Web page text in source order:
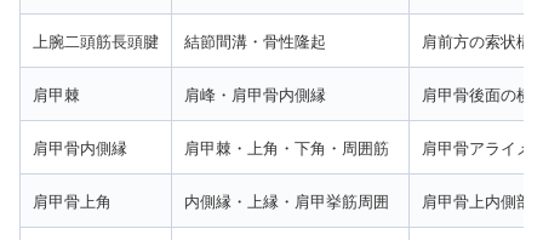
上腕二頭筋長頭腱 結節間溝・骨性隆起 肩前方の索状構
肩甲棘 肩峰・肩甲骨内側縁 肩甲骨後面の横
肩甲骨内側縁 肩甲棘・上角・下角・周囲筋 肩甲骨アライメ
肩甲骨上角 内側縁・上縁・肩甲挙筋周囲 肩甲骨上内側部